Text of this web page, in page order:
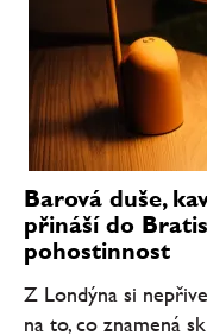
Barová duše,
přináší do
pohostinnost
Z Londýna si
na to, co znamená